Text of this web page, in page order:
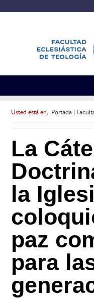
Usted está en: Portada|
La
la
paz
para